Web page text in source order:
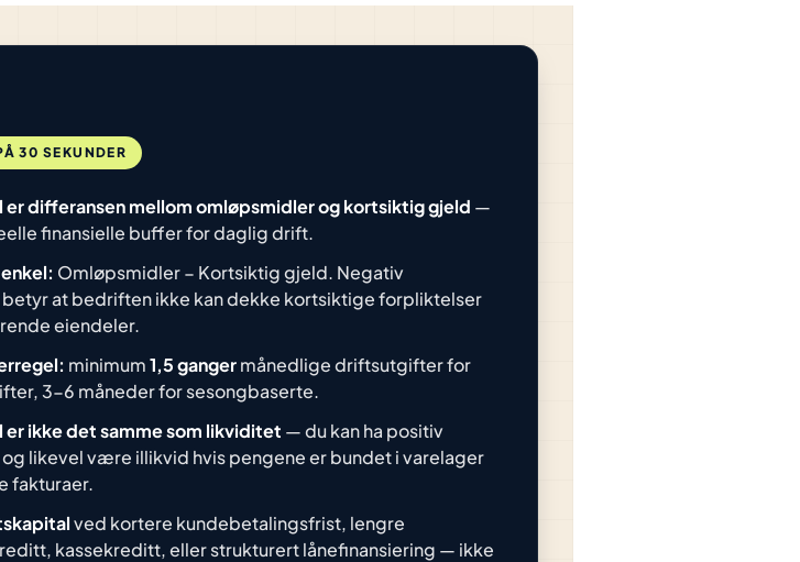
30 SEKUNDER
differansen mellom omløpsmidler og kortsiktig gjeld —
finansielle buffer for daglig drift.
Omløpsmidler − Kortsiktig gjeld. Negativ
at bedriften ikke kan dekke kortsiktige forpliktelser
eiendeler.
minimum1,5 gangermånedlige driftsutgifter for
3-6 måneder for sesongbaserte.
ikke det samme som likviditet — du kan ha positiv
likevel være illikvid hvis pengene er bundet i varelager
fakturaer.
ved kortere kundebetalingsfrist, lengre
kassekreditt, eller strukturert lånefinansiering — ikke